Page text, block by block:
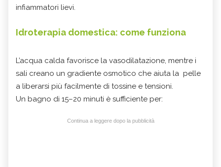
infiammatori lievi.
Idroterapia domestica: come funziona
L’acqua calda favorisce la vasodilatazione, mentre i
sali creano un gradiente osmotico che aiuta la pelle
a liberarsi più facilmente di tossine e tensioni.
Un bagno di 15–20 minuti è sufficiente per:
Continua a leggere dopo la pubblicità